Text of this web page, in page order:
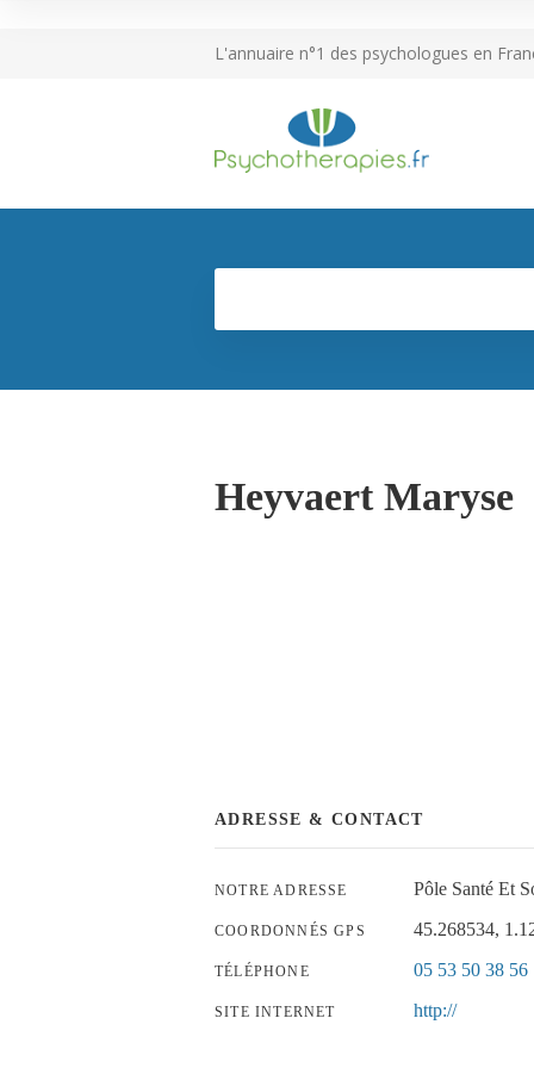
L'annuaire n°1 des psychologues en
Heyvaert Maryse
ADRESSE & CONTACT
NOTRE ADRESSE Pôle Santé Et
COORDONNÉS GPS 45.268534,
TÉLÉPHONE 05 53 50 38 56
SITE INTERNET http://